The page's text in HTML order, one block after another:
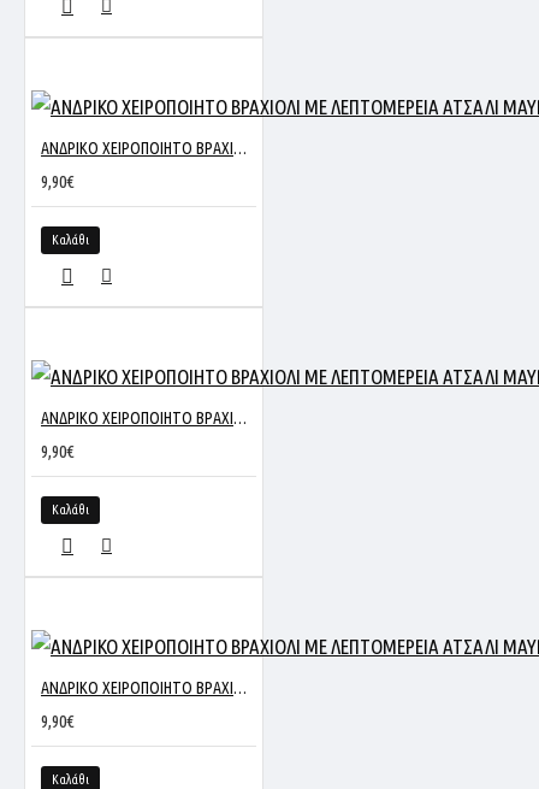
ΑΝΔΡΙΚΟ ΧΕΙΡΟΠΟΙΗΤΟ ΒΡΑΧΙΟΛΙ ΜΕ ΛΕΠΤΟΜΕΡΕΙΑ ΑΤΣΑΛΙ ΜΑΥΡΟ ROS-101
9,90€
Καλάθι
ΑΝΔΡΙΚΟ ΧΕΙΡΟΠΟΙΗΤΟ ΒΡΑΧΙΟΛΙ ΜΕ ΛΕΠΤΟΜΕΡΕΙΑ ΑΤΣΑΛΙ ΜΑΥΡΟ ROS-102
9,90€
Καλάθι
ΑΝΔΡΙΚΟ ΧΕΙΡΟΠΟΙΗΤΟ ΒΡΑΧΙΟΛΙ ΜΕ ΛΕΠΤΟΜΕΡΕΙΑ ΑΤΣΑΛΙ ΜΑΥΡΟ ROS-104
9,90€
Καλάθι